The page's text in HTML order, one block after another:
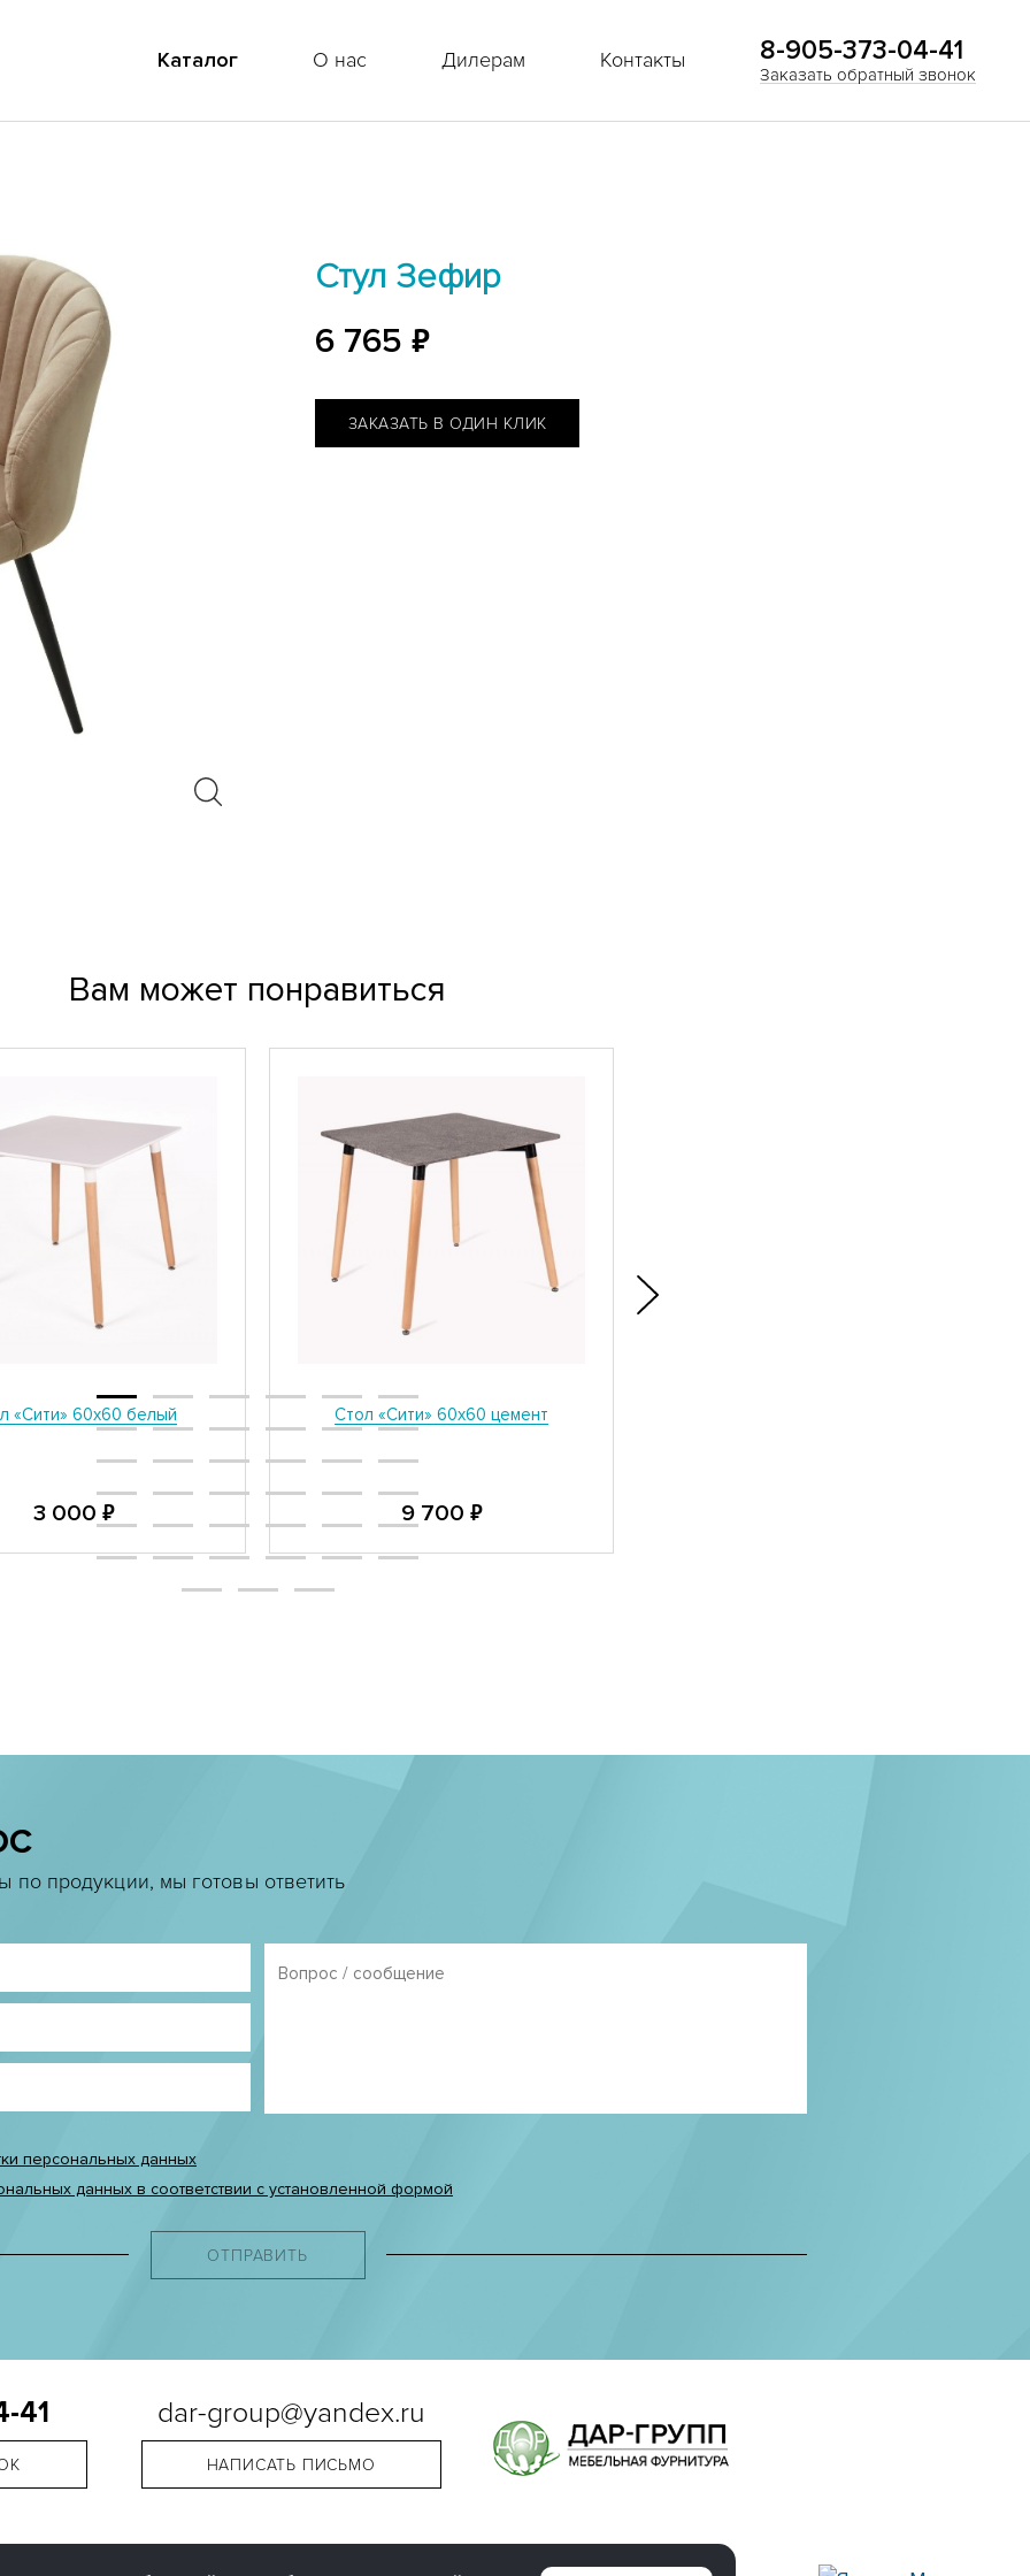
Каталог О нас Дилерам Контакты 8-905-373-04-41
Заказать обратный звонок
Стул Зефир
6 765 ₽
ЗАКАЗАТЬ В ОДИН КЛИК
Вам может понравиться
«Сити» 60х60 белый
3 000 ₽
Стол «Сити» 60х60 цемент
9 700 ₽
по продукции, мы готовы ответить
персональных данных
данных в соответствии с установленной формой
ОТПРАВИТЬ
41 dar-group@yandex.ru
НАПИСАТЬ ПИСЬМО